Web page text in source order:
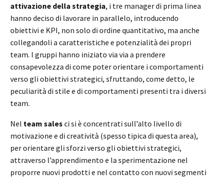
attivazione della strategia, i tre manager di prima linea
hanno deciso di lavorare in parallelo, introducendo
obiettivi e KPI, non solo di ordine quantitativo, ma anche
collegandoli a caratteristiche e potenzialità dei propri
team. I gruppi hanno iniziato via via a prendere
consapevolezza di come poter orientare i comportamenti
verso gli obiettivi strategici, sfruttando, come detto, le
peculiarità di stile e di comportamenti presenti tra i diversi
team.
Nel team sales ci si è concentrati sull’alto livello di
motivazione e di creatività (spesso tipica di questa area),
per orientare gli sforzi verso gli obiettivi strategici,
attraverso l’apprendimento e la sperimentazione nel
proporre nuovi prodotti e nel contatto con nuovi segmenti